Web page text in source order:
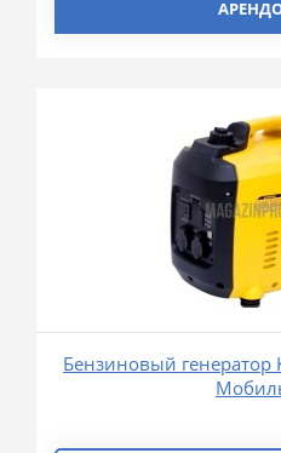
Бензиновый генератор